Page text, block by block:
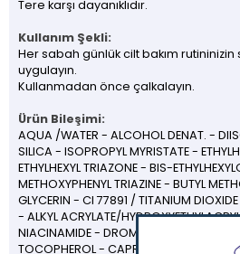
Tere karşı dayanıklıdır.
Kullanım Şekli:
Her sabah günlük cilt bakım rutininizin
uygulayın.
​Kullanmadan önce çalkalayın.
Ürün Bileşimi:
AQUA /WATER - ALCOHOL DENAT. -
SILICA - ISOPROPYL MYRISTATE -
ETHYLHEXYL TRIAZONE - BIS-
METHOXYPHENYL TRIAZINE - BUTYL
GLYCERIN - CI 77891 / TITANIUM
- ALKYL ACRYLATE/
NIACINAMIDE - DROMETRIZOLE
TOCOPHEROL - CAPRYLIC/CAPRIC